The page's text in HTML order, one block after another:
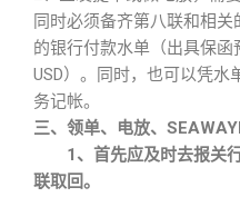
同时必须备齐第八联和相
的银行付款水单（出具保
USD）。同时，也可以凭
务记帐。
三、领单、电放、
1、首先应及时去报关
联取回。